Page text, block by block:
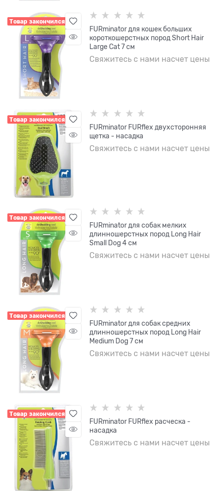
Товар закончился
FURminator для кошек больших
короткошерстных пород Short Hair
Large Cat 7 см
Свяжитесь с нами насчет цены
Товар закончился
FURminator FURflex двухсторонняя
щетка - насадка
Свяжитесь с нами насчет цены
Товар закончился
FURminator для собак мелких
длинношерстных пород Long Hair
Small Dog 4 см
Свяжитесь с нами насчет цены
Товар закончился
FURminator для собак средних
длинношерстных пород Long Hair
Medium Dog 7 см
Свяжитесь с нами насчет цены
Товар закончился
FURminator FURflex расческа -
насадка
Свяжитесь с нами насчет цены